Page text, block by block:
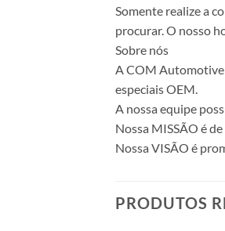
Somente realize a
procurar. O nosso
Sobre nós
A COM Automotive
especiais OEM.
A nossa equipe
Nossa MISSÃO é
Nossa VISÃO é
PRODUTOS